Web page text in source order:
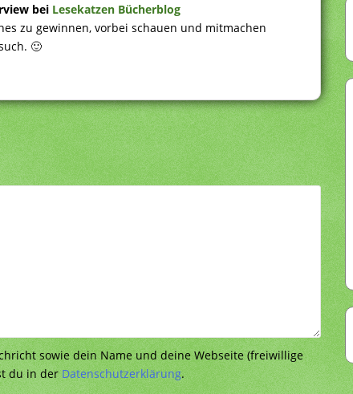
bei Lesekatzen Bücherblog
zu gewinnen, vorbei schauen und mitmachen
🙂
sowie dein Name und deine Webseite (freiwillige
du in derDatenschutzerklärung.